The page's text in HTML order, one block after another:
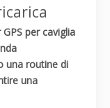
per caviglia
una routine di
una